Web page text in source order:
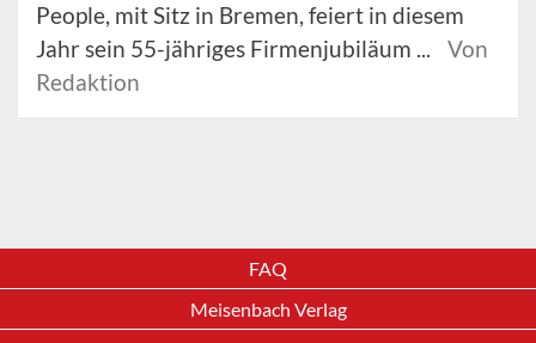
People, mit Sitz in Bremen, feiert in diesem
Jahr sein 55-jähriges Firmenjubiläum ...
Von
Redaktion
FAQ
Meisenbach Verlag